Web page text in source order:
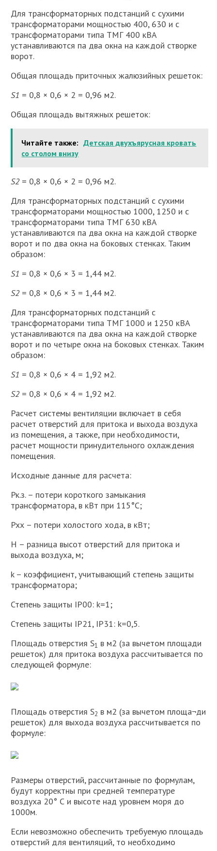
Для трансформаторных подстанций с сухими
трансформаторами мощностью 400, 630 и с
трансформаторами типа ТМГ 400 кВА
устанавливаются па два окна на каждой створке
ворот.
Общая площадь приточных жалюзийных решеток:
S1 = 0,8 × 0,6 × 2 = 0,96 м2.
Общая площадь вытяжных решеток:
Читайте также: Детская двухъярусная кровать
со столом внизу
S2= 0,8 × 0,6 × 2 = 0,96 м2.
Для трансформаторных подстанций с сухими
трансформаторами мощностью 1000, 1250 и с
трансформаторами типа ТМГ 630 кВА
устанавливаются па два окна на каждой створке
ворот и по два окна на боковых стенках. Таким
образом:
S1 = 0,8 × 0,6 × 3 = 1,44 м2.
S2= 0,8 × 0,6 × 3 = 1,44 м2.
Для трансформаторных подстанций с
трансформаторами типа ТМГ 1000 и 1250 кВА
устанавливаются па два окна на каждой створке
ворот и по четыре окна на боковых стенках. Таким
образом:
S1 = 0,8 × 0,6 × 4 = 1,92 м2.
S2= 0,8 × 0,6 × 4 = 1,92 м2.
Расчет системы вентиляции включает в себя
расчет отверстий для притока и выхода воздуха
из помещения, а также, при необходимости,
расчет мощности принуди­тельного охлаждения
помещения.
Исходные данные для расчета:
Рк.з. – потери короткого замыкания
трансформатора, в кВт при 115°С;
Рхх – потери холостого хода, в кВт;
Н – разница высот отверстий для притока и
выхода воздуха, м;
k – коэффициент, учитывающий степень защиты
трансформатора;
Степень защиты IP00: k=1;
Степень защиты IP21, IP31: k=0,5.
Площадь отверстия S1 в м2 (за вычетом площади
решеток) для притока воздуха рассчитывается по
следующей формуле:
Площадь отверстия S2 в м2 (за вычетом площа¬ди
решеток) для выхода воздуха рассчитывается по
формуле:
Размеры отверстий, рассчитанные по форму­лам,
будут корректны при средней температуре
воздуха 20° С и высоте над уровнем моря до
1000м.
Если невозможно обеспечить требуемую площадь
отверстий для вентиляций, то необходимо